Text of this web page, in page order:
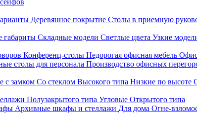
Деревянное покрытие Столы в приемную
габариты Складные модели Светлые цвета Узкие
Конференц-столы Недорогая офисная мебель
столы для персонала Производство офисных
с замком Со стеклом Высокого типа Низкие по высоте
Полузакрытого типа Угловые Открытого типа
Архивные шкафы и стеллажи Для дома Огне-